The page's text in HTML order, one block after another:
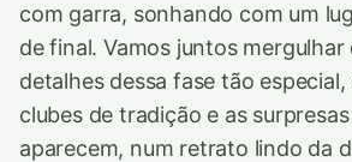
com garra, sonhando com um
de final. Vamos juntos
detalhes dessa fase tão especial,
clubes de tradição e as
aparecem, num retrato lindo da